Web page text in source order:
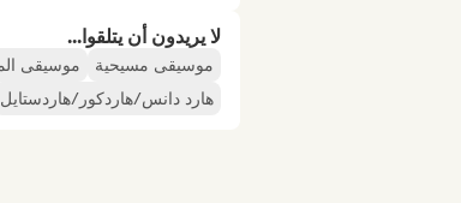
لا يريدون أن يتلقوا...
موسيقى مسيحية موسيقى
هارد دانس/هاردكور/هاردستايل